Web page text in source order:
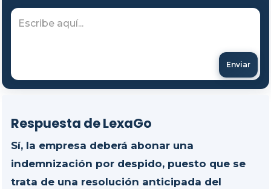
Enviar
Respuesta de LexaGo
Sí, la empresa deberá abonar una
indemnización por despido, puesto que se
trata de una resolución anticipada del